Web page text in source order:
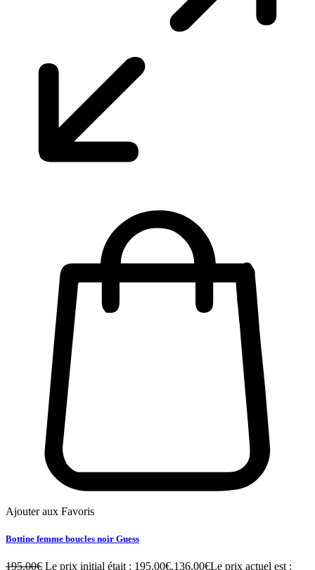
Ajouter aux Favoris
Bottine femme boucles noir Guess
195.00€ Le prix initial était : 195.00€.136.00€Le prix actuel est :